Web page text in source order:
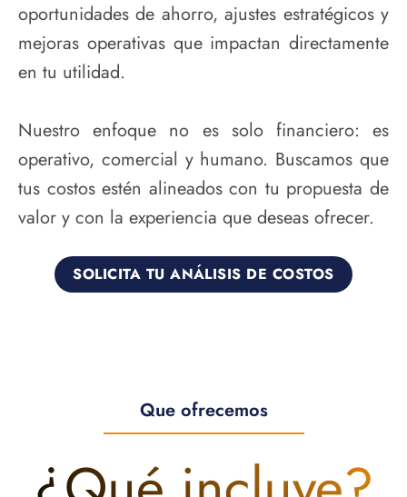
oportunidades de ahorro, ajustes estratégicos y
mejoras operativas que impactan directamente
en tu utilidad.
Nuestro enfoque no es solo financiero: es
operativo, comercial y humano. Buscamos que
tus costos estén alineados con tu propuesta de
valor y con la experiencia que deseas ofrecer.
SOLICITA TU ANÁLISIS DE COSTOS
Que ofrecemos